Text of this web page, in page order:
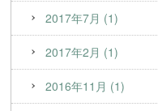
2017年7月 (1)
2017年2月 (1)
2016年11月 (1)